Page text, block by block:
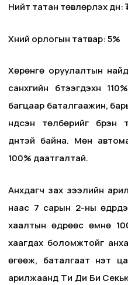
Нийт татан төвлөрүүлэх
Хүүний орлогын татвар: 5%
Хөрөнгө оруулалтын
санхүүгийн бүтээгдэхүүн
багцаар баталгаажин,
үндсэн төлбөрийг
дүнтэй байна. Мөн
100% даатгалтай.
Анхдагч зах зээлийн
наас 7 сарын 2-ны
хаалтын өдрөөс өмнө
хаагдах боломжтойг
өгөөж, баталгаат үнэт
арилжаанд Ти Ди Би